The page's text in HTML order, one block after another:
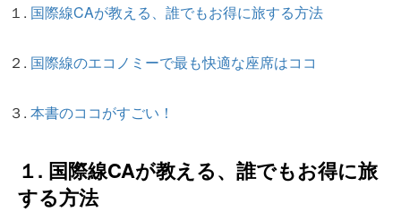
１. 国際線CAが教える、誰でもお得に旅する方法
２. 国際線のエコノミーで最も快適な座席はココ
３. 本書のココがすごい！
１. 国際線CAが教える、誰でもお得に旅
する方法